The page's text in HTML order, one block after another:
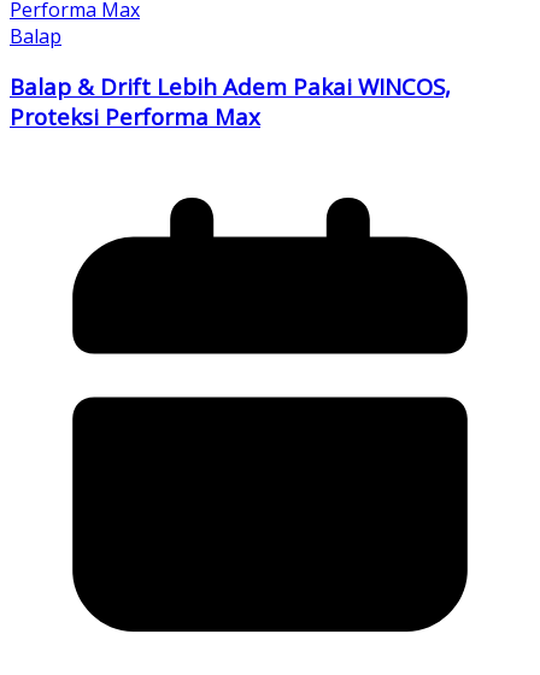
Balap
Balap & Drift Lebih Adem Pakai WINCOS,
Proteksi Performa Max